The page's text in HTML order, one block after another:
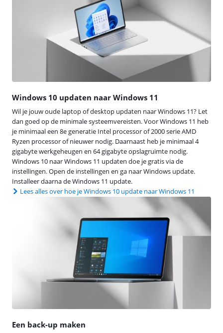
Windows 10 updaten naar Windows 11
Wil je jouw oude laptop of desktop updaten naar Windows 11? Let
dan goed op de minimale systeemvereisten. Voor Windows 11 heb
je minimaal een 8e generatie Intel processor of 2000 serie AMD
Ryzen processor of nieuwer nodig. Daarnaast heb je minimaal 4
gigabyte werkgeheugen en 64 gigabyte opslagruimte nodig.
Windows 10 naar Windows 11 updaten doe je gratis via de
instellingen. Open de instellingen en ga naar Windows update.
Installeer daarna de Windows 11 update.
Lees alles over hoe je Windows 10 update naar Windows 11
Een back-up maken